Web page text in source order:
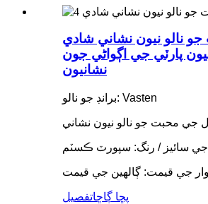
نالو نيون نشاني شادي
پارٽي جي اڳواڻي جون
نشانيون
برانڊ جو نالو: Vasten
دل جي محبت جو نالو نيون نشاني
جي سائيز / رنگ: سپورٽ ڪسٽم
جي قيمت: ڳالهين جي قيمت
پڇا ڳاڇاتفصيل